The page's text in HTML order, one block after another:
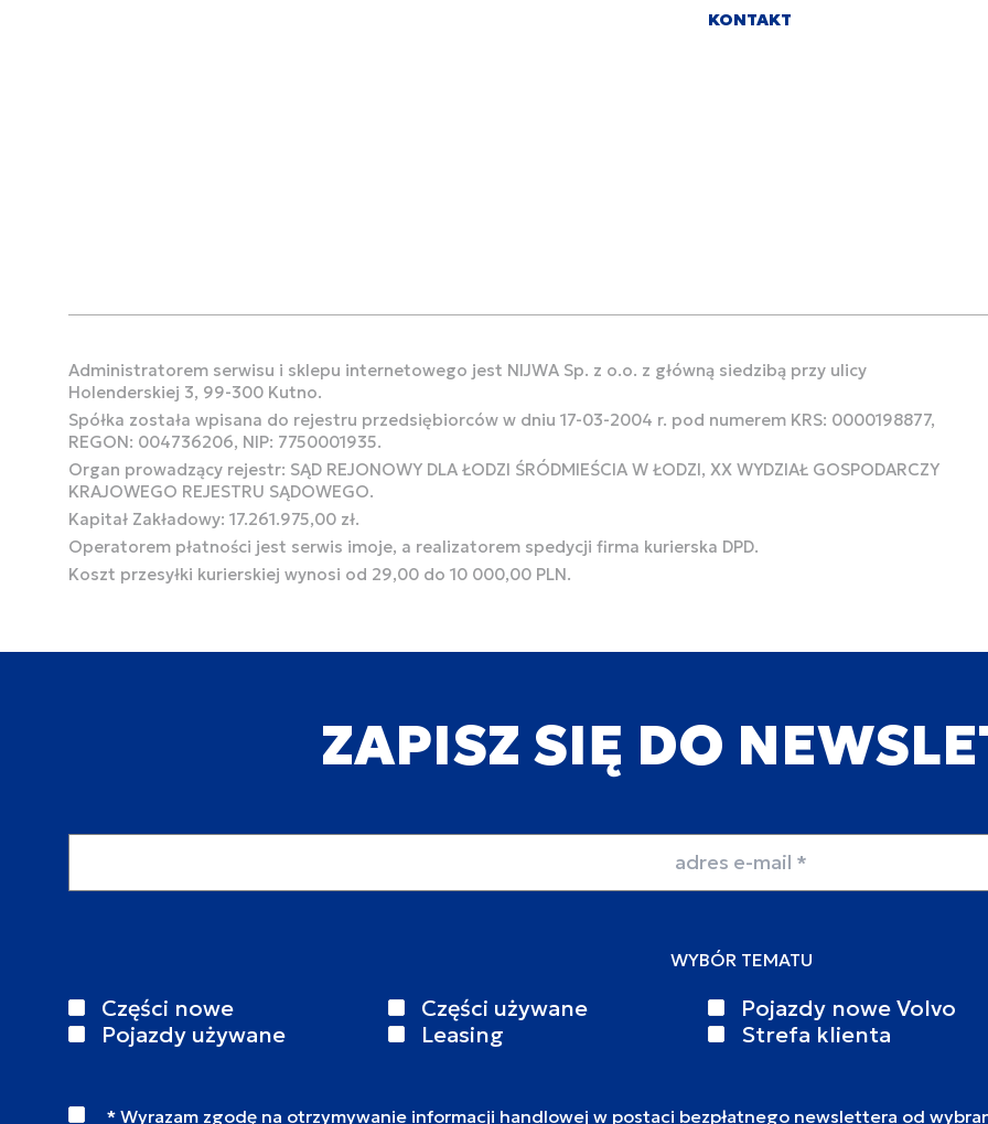
KONTAKT
Administratorem serwisu i sklepu internetowego jest NIJWA Sp. z o.o. z główną siedzibą przy ulicy
Holenderskiej 3, 99-300 Kutno.
Spółka została wpisana do rejestru przedsiębiorców w dniu 17-03-2004 r. pod numerem KRS: 0000198877,
REGON: 004736206, NIP: 7750001935.
Organ prowadzący rejestr: SĄD REJONOWY DLA ŁODZI ŚRÓDMIEŚCIA W ŁODZI, XX WYDZIAŁ GOSPODARCZY
KRAJOWEGO REJESTRU SĄDOWEGO.
Kapitał Zakładowy: 17.261.975,00 zł.
Operatorem płatności jest serwis imoje, a realizatorem spedycji firma kurierska DPD.
Koszt przesyłki kurierskiej wynosi od 29,00 do 10 000,00 PLN.
ZAPISZ SIĘ DO
WYBÓR TEMATU
Części nowe Części używane
Pojazdy nowe Volvo
Pojazdy używane
Leasing Strefa klienta
* Wyrazam zgodę na otrzymywanie informacji handlowej w postaci bezpłatnego newslettera od